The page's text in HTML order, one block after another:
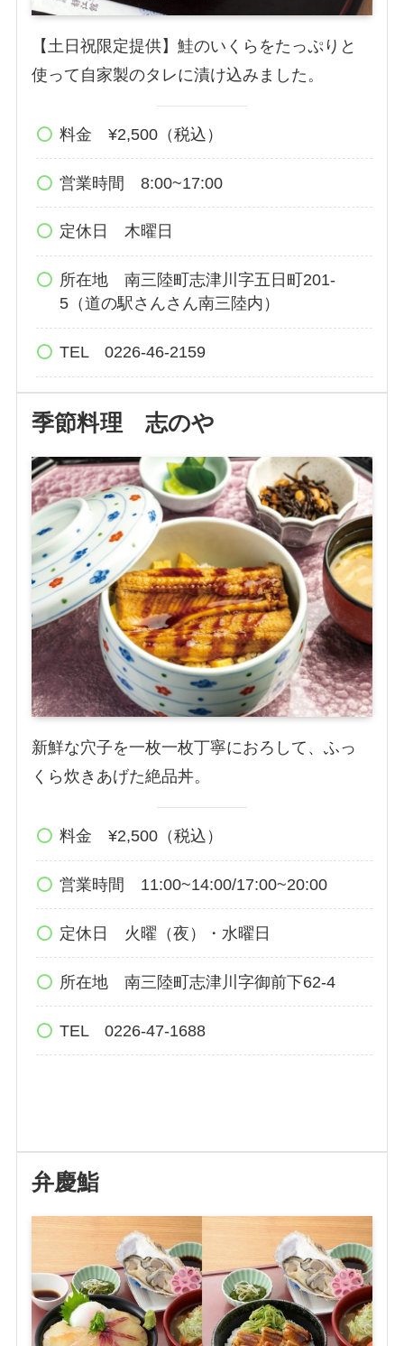
【土日祝限定提供】鮭のいくらをたっぷりと
使って自家製のタレに漬け込みました。
料金 ¥2,500（税込）
営業時間 8:00~17:00
定休日 木曜日
所在地 南三陸町志津川字五日町201-
5（道の駅さんさん南三陸内）
TEL 0226-46-2159
季節料理 志のや
新鮮な穴子を一枚一枚丁寧におろして、ふっ
くら炊きあげた絶品丼。
料金 ¥2,500（税込）
営業時間 11:00~14:00/17:00~20:00
定休日 火曜（夜）・水曜日
所在地 南三陸町志津川字御前下62-4
TEL 0226-47-1688
弁慶鮨